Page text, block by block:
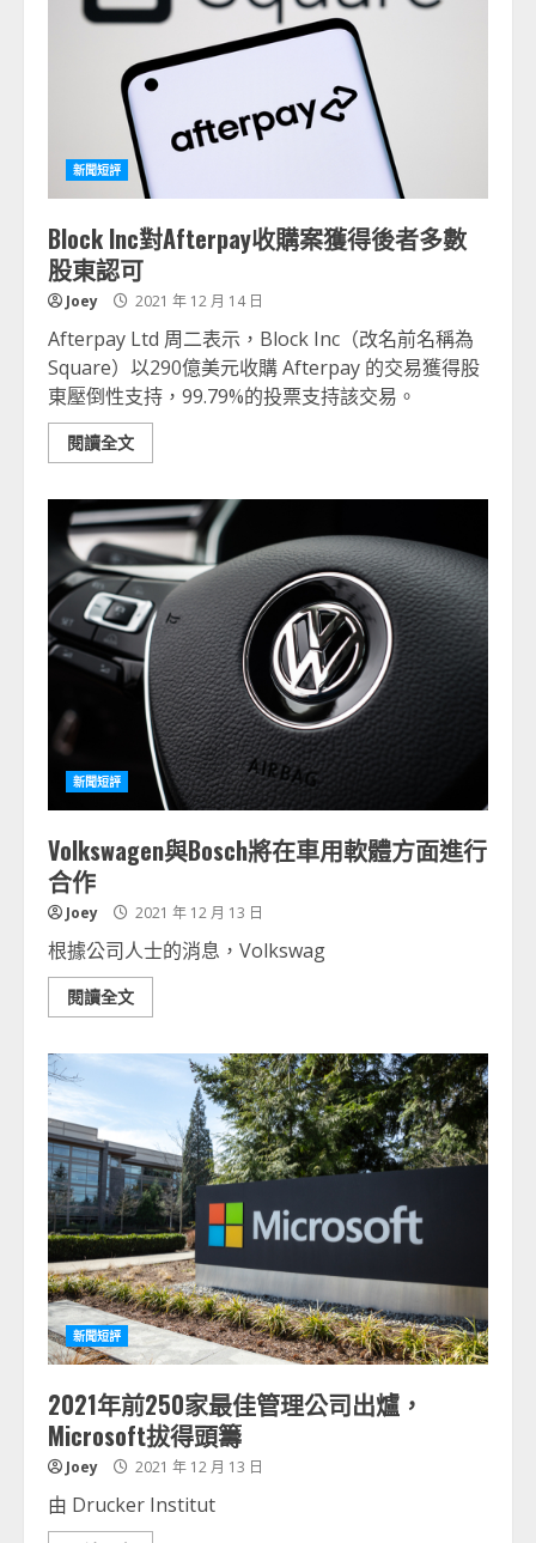
新聞短評
Block Inc對Afterpay收購案獲得後者多數
股東認可
Joey 2021 年 12 月 14 日
Afterpay Ltd 周二表示，Block Inc（改名前名稱為
Square）以290億美元收購 Afterpay 的交易獲得股
東壓倒性支持，99.79%的投票支持該交易。
閱讀全文
新聞短評
Volkswagen與Bosch將在車用軟體方面進行
合作
Joey 2021 年 12 月 13 日
根據公司人士的消息，Volkswag
閱讀全文
新聞短評
2021年前250家最佳管理公司出爐，
Microsoft拔得頭籌
Joey 2021 年 12 月 13 日
由 Drucker Institut